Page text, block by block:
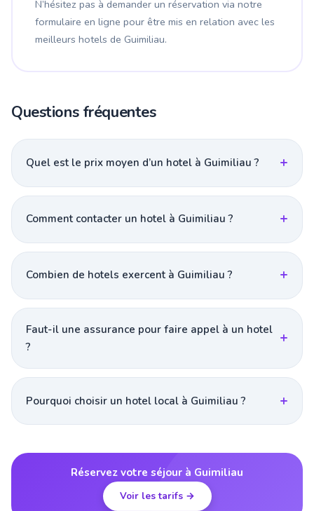
N’hésitez pas à demander un réservation via notre
formulaire en ligne pour être mis en relation avec les
meilleurs hotels de Guimiliau.
Questions fréquentes
Quel est le prix moyen d’un hotel à Guimiliau ?
Comment contacter un hotel à Guimiliau ?
Combien de hotels exercent à Guimiliau ?
Faut-il une assurance pour faire appel à un hotel
?
Pourquoi choisir un hotel local à Guimiliau ?
Réservez votre séjour à Guimiliau
Voir les tarifs →